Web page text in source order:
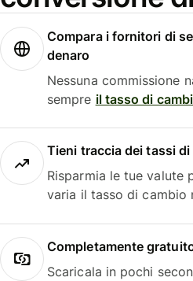
Compara i fornitori di
denaro
Nessuna commissione
sempre il tasso di
Tieni traccia dei tassi
Risparmia le tue valute
varia il tasso di cambio
Completamente
Scaricala in pochi